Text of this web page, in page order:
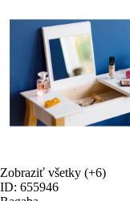
Zobraziť všetky (+6)
ID: 655946